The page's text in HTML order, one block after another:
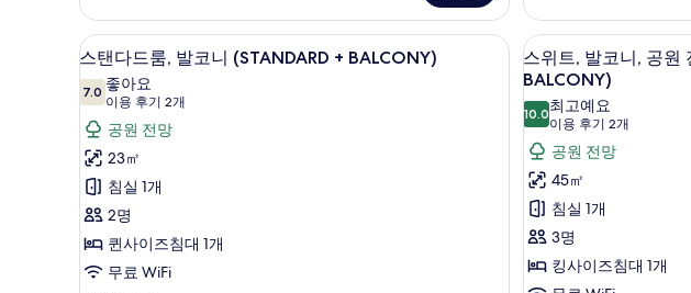
(STANDARD)
자
세
히
보
기
진
모
두
보
기
시
내
전
망
(CITY
VIEW
STANDARD)
자
세
히
보
기
스
탠
다
드
룸,
발
코
니
(STANDARD
저자극성 침구, 미니바, 객실 내 금고, 암막 커튼
8
스탠다드룸, 발코니 (STANDARD + BALCONY)
7.07.0점 만점 중 10점
좋아요
이용 후기 2개
(이
용
후
기
2
개)
공원 전망
23㎡
침실 1개
2명
퀸사이즈침대 1개
무료 WiFi
스
위
트,
발
코
니,
공
원
전
11
스위트, 발코니, 공원
BALCONY)
10.010.0점 만점 중 10점
최고예요
이용 후기 2개
(이
용
후
기
2
개)
공원 전망
45㎡
침실 1개
3명
킹사이즈침대 1개